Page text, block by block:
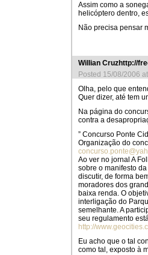
Assim como a
helicóptero dentro,
Não precisa pensar
Willian Cruzhttp://
Posted 15/08/2006
Olha, pelo que
Quer dizer, até tem
Na página do
contra a
” Concurso Ponte
Organização do
Ao ver no jornal A
sobre o manifesto
discutir, de forma
moradores dos
baixa renda. O
interligação do
semelhante. A
seu regulamento
http://
Eu acho que o tal
como tal, exposto à